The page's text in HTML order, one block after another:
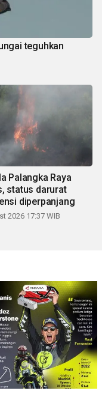
teguhkan
Palangka Raya
status darurat
diperpanjang
2026 17:37 WIB